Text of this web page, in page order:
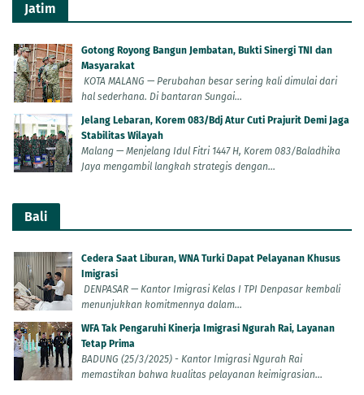
Jatim
Gotong Royong Bangun Jembatan, Bukti Sinergi TNI dan
Masyarakat
KOTA MALANG — Perubahan besar sering kali dimulai dari
hal sederhana. Di bantaran Sungai...
Jelang Lebaran, Korem 083/Bdj Atur Cuti Prajurit Demi Jaga
Stabilitas Wilayah
Malang — Menjelang Idul Fitri 1447 H, Korem 083/Baladhika
Jaya mengambil langkah strategis dengan...
Bali
Cedera Saat Liburan, WNA Turki Dapat Pelayanan Khusus
Imigrasi
DENPASAR — Kantor Imigrasi Kelas I TPI Denpasar kembali
menunjukkan komitmennya dalam...
WFA Tak Pengaruhi Kinerja Imigrasi Ngurah Rai, Layanan
Tetap Prima
BADUNG (25/3/2025) - Kantor Imigrasi Ngurah Rai
memastikan bahwa kualitas pelayanan keimigrasian...